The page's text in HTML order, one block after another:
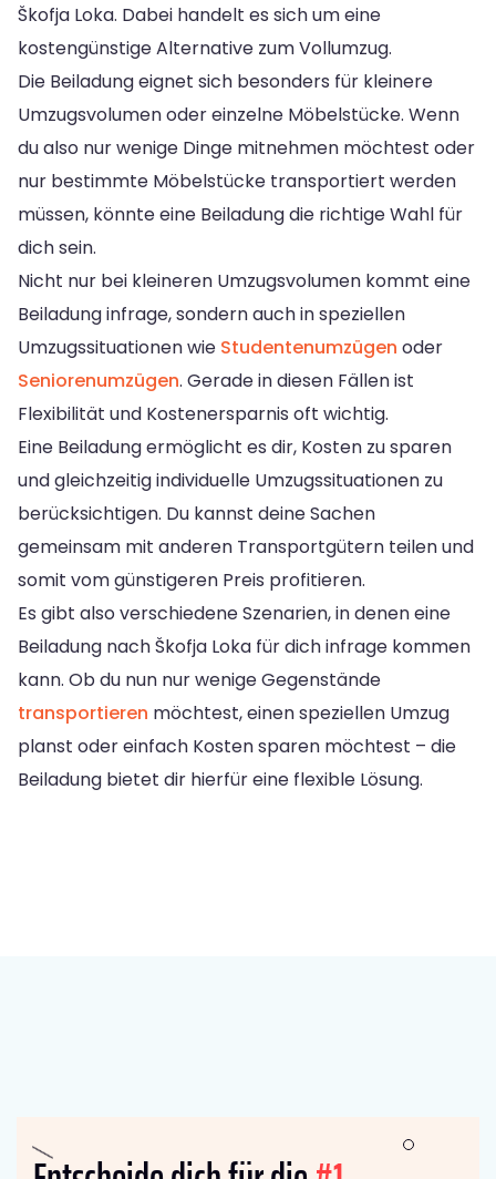
Škofja Loka. Dabei handelt es sich um eine
kostengünstige Alternative zum Vollumzug.
Die Beiladung eignet sich besonders für kleinere
Umzugsvolumen oder einzelne Möbelstücke. Wenn
du also nur wenige Dinge mitnehmen möchtest oder
nur bestimmte Möbelstücke transportiert werden
müssen, könnte eine Beiladung die richtige Wahl für
dich sein.
Nicht nur bei kleineren Umzugsvolumen kommt eine
Beiladung infrage, sondern auch in speziellen
Umzugssituationen wie Studentenumzügen oder
Seniorenumzügen. Gerade in diesen Fällen ist
Flexibilität und Kostenersparnis oft wichtig.
Eine Beiladung ermöglicht es dir, Kosten zu sparen
und gleichzeitig individuelle Umzugssituationen zu
berücksichtigen. Du kannst deine Sachen
gemeinsam mit anderen Transportgütern teilen und
somit vom günstigeren Preis profitieren.
Es gibt also verschiedene Szenarien, in denen eine
Beiladung nach Škofja Loka für dich infrage kommen
kann. Ob du nun nur wenige Gegenstände
transportieren möchtest, einen speziellen Umzug
planst oder einfach Kosten sparen möchtest – die
Beiladung bietet dir hierfür eine flexible Lösung.